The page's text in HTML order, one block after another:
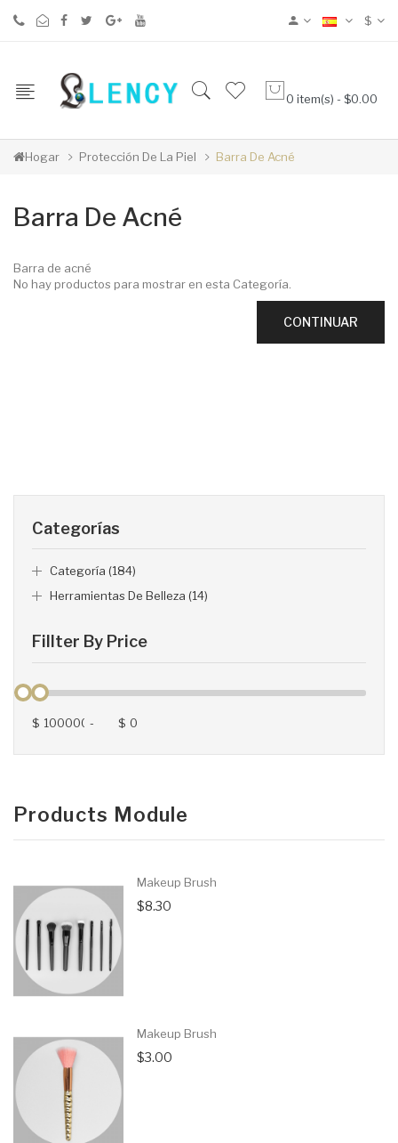
$
0 item(s) - $0.00
Hogar Protección De La Piel Barra De Acné
Fillter By Price
$ - $
Categorías
Categoría (184)
Herramientas De Belleza (14)
Products Module
Makeup Brush
$8.30
Makeup Brush
$3.00
Barra De Acné
Barra de acné
No hay productos para mostrar en esta Categoría.
CONTINUAR